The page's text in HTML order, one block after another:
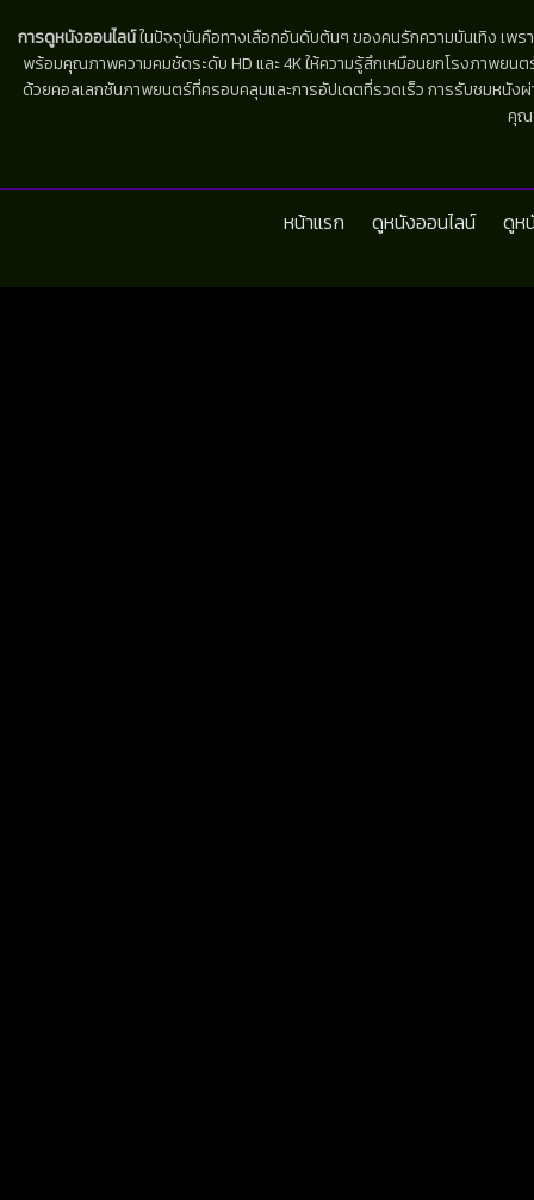
การดูหนังออนไลน์ในปัจจุบันคือทางเลือกอันดับต้นๆ ของคนรักความบันเทิง เพร
พร้อมคุณภาพความคมชัดระดับ HD และ 4K ให้ความรู้สึกเหมือนยกโรงภาพยน
ด้วยคอลเลกชันภาพยนตร์ที่ครอบคลุมและการอัปเดตที่รวดเร็ว การรับชมหนัง
คุณ
หน้าแรก ดูหนังออนไลน์ ดูห